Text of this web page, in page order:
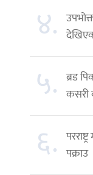
४.
५. ब्रड
कसरी
६. पक्राउ